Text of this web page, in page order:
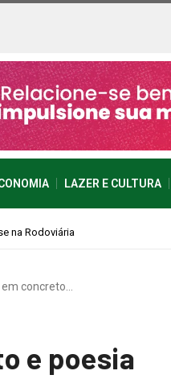
LAZER E CULTURA
concreto…
e poesia